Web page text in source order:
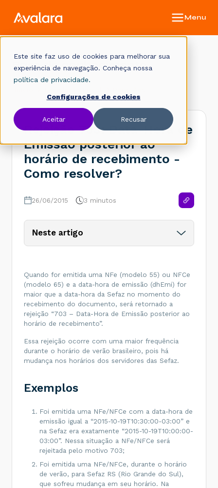
Este site faz uso de cookies para melhorar sua
experiência de navegação. Conheça nossa
política de privacidade.
Configurações de cookies
Aceitar Recusar
Base de conhecimento
Rejeição 703: Data-Hora de
Emissão posterior ao
horário de recebimento -
Como resolver?
26/06/2015 3 minutos
Neste artigo
Quando for emitida uma NFe (modelo 55) ou NFCe
(modelo 65) e a data-hora de emissão (dhEmi) for
maior que a data-hora da Sefaz no momento do
recebimento do documento, será retornado a
rejeição “703 – Data-Hora de Emissão posterior ao
horário de recebimento”.
Essa rejeição ocorre com uma maior frequência
durante o horário de verão brasileiro, pois há
mudança nos horários dos servidores das Sefaz.
Exemplos
Foi emitida uma NFe/NFCe com a data-hora de
emissão igual a “2015-10-19T10:30:00-03:00” e
na Sefaz era exatamente “2015-10-19T10:00:00-
03:00”. Nessa situação a NFe/NFCe será
rejeitada pelo motivo 703;
Foi emitida uma NFe/NFCe, durante o horário
de verão, para Sefaz RS (Rio Grande do Sul),
que sofreu mudança em seu horário. Na